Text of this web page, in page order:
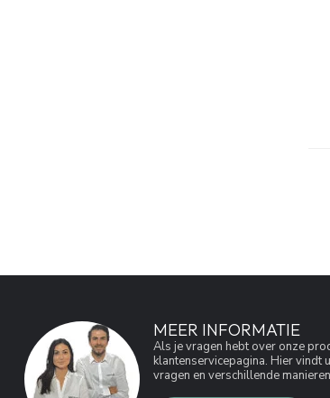
MEER INFORMATIE
Als je vragen hebt over onze
klantenservicepagina. Hier
vragen en verschillende